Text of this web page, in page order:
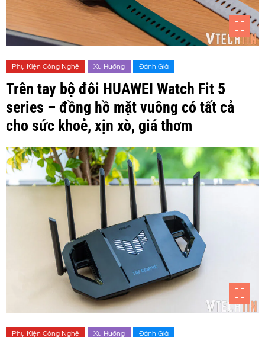
Phụ Kiện Công Nghệ Xu Hướng Đánh Giá
Trên tay bộ đôi HUAWEI Watch Fit 5
series – đồng hồ mặt vuông có tất cả
cho sức khoẻ, xịn xò, giá thơm
Phụ Kiện Công Nghệ Xu Hướng Đánh Giá